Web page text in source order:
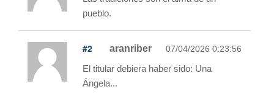
pueblo.
#2 aranriber 07/04/2026 0:23:56
El titular debiera haber sido: Una
Ángela...